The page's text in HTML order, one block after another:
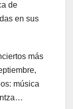
de
en sus
más
música